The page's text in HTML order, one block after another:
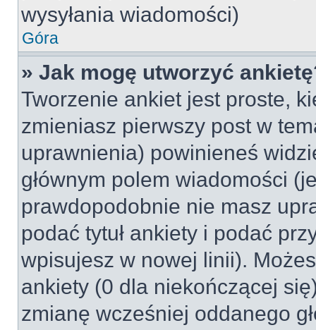
wysyłania wiadomości)
Góra
» Jak mogę utworzyć
Tworzenie ankiet jest proste,
zmieniasz pierwszy post w
uprawnienia) powinieneś
głównym polem wiadomości
prawdopodobnie nie masz
podać tytuł ankiety i podać
wpisujesz w nowej linii).
ankiety (0 dla niekończącej
zmianę wcześniej oddanego